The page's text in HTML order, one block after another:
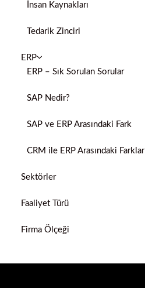
İnsan Kaynakları
Tedarik Zinciri
ERP
ERP – Sık Sorulan Sorular
SAP Nedir?
SAP ve ERP Arasındaki Fark
CRM ile ERP Arasındaki Farklar
Sektörler
Faaliyet Türü
Firma Ölçeği